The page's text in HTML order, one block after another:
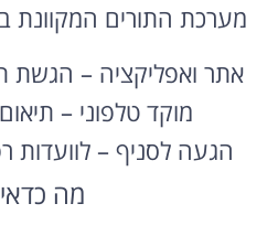
מערכת התורים המקוונת
אתר ואפליקציה – הגשת
מוקד טלפוני –
הגעה לסניף – לוועדות
מה